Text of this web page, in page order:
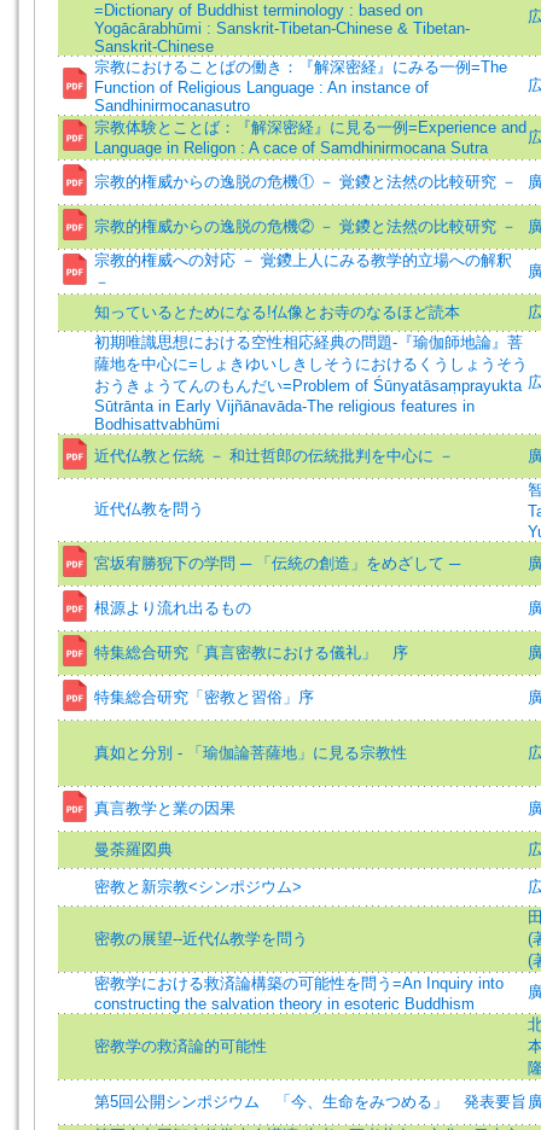
=Dictionary of Buddhist terminology : based on
Yogācārabhūmi : Sanskrit-Tibetan-Chinese & Tibetan-
Sanskrit-Chinese
宗教におけることばの働き：『解深密経』にみる一例=The
Function of Religious Language : An instance of
Sandhinirmocanasutro
宗教体験とことば：『解深密経』に見る一例=Experience and
Language in Religon : A cace of Samdhinirmocana Sutra
宗教的権威からの逸脱の危機① － 覚鑁と法然の比較研究 －
宗教的権威からの逸脱の危機② － 覚鑁と法然の比較研究 －
宗教的権威への対応 － 覚鑁上人にみる教学的立場への解釈
－
知っているとためになる!仏像とお寺のなるほど読本
初期唯識思想における空性相応経典の問題-『瑜伽師地論』菩
薩地を中心に=しょきゆいしきしそうにおけるくうしょうそう
おうきょうてんのもんだい=Problem of Śūnyatāsaṃprayukta
Sūtrānta in Early Vijñānavāda-The religious features in
Bodhisattvabhūmi
近代仏教と伝統 － 和辻哲郎の伝統批判を中心に －
近代仏教を問う
宮坂宥勝猊下の学問 ─ 「伝統の創造」をめざして ─
根源より流れ出るもの
特集総合研究「真言密教における儀礼」 序
特集総合研究「密教と習俗」序
真如と分別 - 「瑜伽論菩薩地」に見る宗教性
真言教学と業の因果
曼荼羅図典
密教と新宗教<シンポジウム>
密教の展望--近代仏教学を問う
(
(
密教学における救済論構築の可能性を問う=An Inquiry into
constructing the salvation theory in esoteric Buddhism
密教学の救済論的可能性
第5回公開シンポジウム 「今、生命をみつめる」 発表要旨